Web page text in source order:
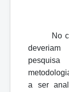
No
a ser